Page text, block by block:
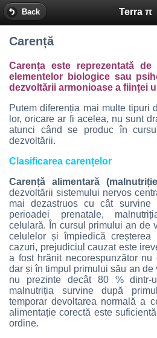
Back Terra π
Carență
Carența este reprezentată
elementelor biologice sau
dezvoltării armonioase a ființei
Putem diferenția mai multe tipuri
lor, oricare ar fi acelea, nu sunt
atunci când se produc în
dezvoltării.
Clasificarea carențelor
Carență alimentară
dezvoltării sistemului nervos
mai dezastruos cu cât survine
perioadei prenatale,
celulară. În cursul primului an de
celulelor și împiedică
cazuri, prejudiciul cauzat este
a fost hrănit necorespunzător nu
dar și în timpul primului său an de
nu prezinte decât 80 % dintr-
malnutriția survine după
temporar devoltarea normală a
alimentație corectă este
ordine.